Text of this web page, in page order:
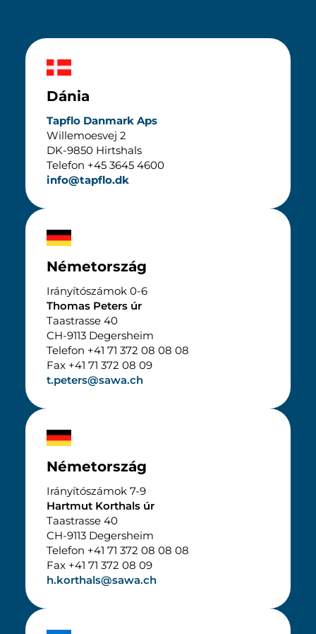
Dánia
Tapflo Danmark Aps
Willemoesvej 2
DK-9850 Hirtshals
Telefon +45 3645 4600
info@tapflo.dk
Németország
Irányítószámok 0-6
Thomas Peters úr
Taastrasse 40
CH-9113 Degersheim
Telefon +41 71 372 08 08 08
Fax +41 71 372 08 09
t.peters@sawa.ch
Németország
Irányítószámok 7-9
Hartmut Korthals úr
Taastrasse 40
CH-9113 Degersheim
Telefon +41 71 372 08 08 08
Fax +41 71 372 08 09
h.korthals@sawa.ch